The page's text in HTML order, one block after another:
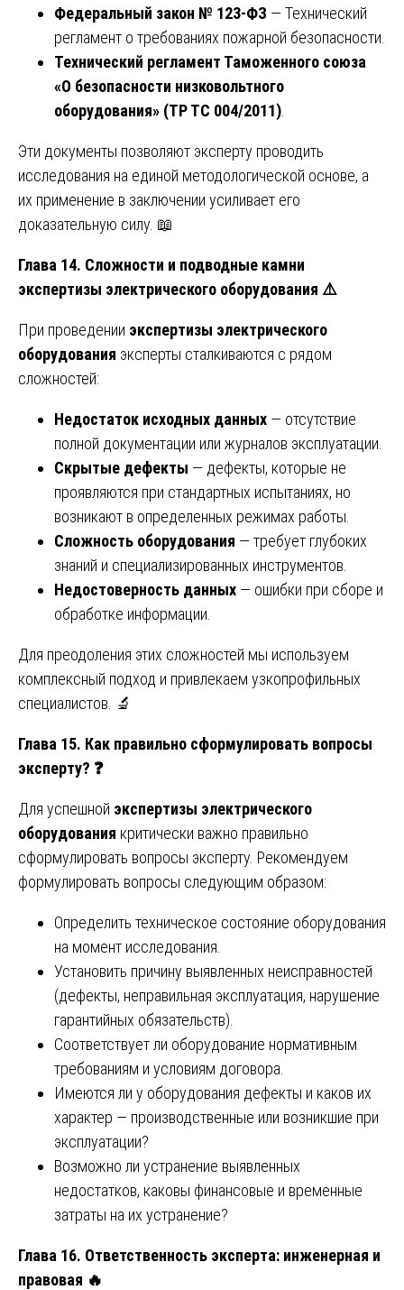
Федеральный закон № 123-ФЗ — Технический
регламент о требованиях пожарной безопасности.
Технический регламент Таможенного союза
«О безопасности низковольтного
оборудования» (ТР ТС 004/2011).
Эти документы позволяют эксперту проводить
исследования на единой методологической основе, а
их применение в заключении усиливает его
доказательную силу. 📖
Глава 14. Сложности и подводные камни
экспертизы электрического оборудования ⚠️
При проведении экспертизы электрического
оборудования эксперты сталкиваются с рядом
сложностей:
Недостаток исходных данных — отсутствие
полной документации или журналов эксплуатации.
Скрытые дефекты — дефекты, которые не
проявляются при стандартных испытаниях, но
возникают в определенных режимах работы.
Сложность оборудования — требует глубоких
знаний и специализированных инструментов.
Недостоверность данных — ошибки при сборе и
обработке информации.
Для преодоления этих сложностей мы используем
комплексный подход и привлекаем узкопрофильных
специалистов. 🔬
Глава 15. Как правильно сформулировать вопросы
эксперту? ❓
Для успешной экспертизы электрического
оборудования критически важно правильно
сформулировать вопросы эксперту. Рекомендуем
формулировать вопросы следующим образом:
Определить техническое состояние оборудования
на момент исследования.
Установить причину выявленных неисправностей
(дефекты, неправильная эксплуатация, нарушение
гарантийных обязательств).
Соответствует ли оборудование нормативным
требованиям и условиям договора.
Имеются ли у оборудования дефекты и каков их
характер — производственные или возникшие при
эксплуатации?
Возможно ли устранение выявленных
недостатков, каковы финансовые и временные
затраты на их устранение?
Глава 16. Ответственность эксперта: инженерная и
правовая 🔥